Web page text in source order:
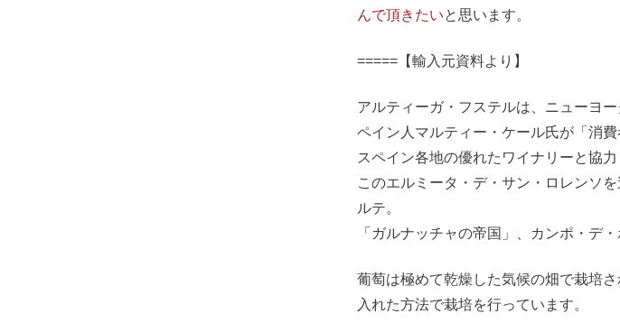
んで頂きたいと思います。
=====【輸入元資料より】
アルティーガ・フステルは、ニューヨ
ペイン人マルティー・ケール氏が「消
スペイン各地の優れたワイナリーと協
このエルミータ・デ・サン・ロレンソ
ルテ。
「ガルナッチャの帝国」、カンポ・デ
葡萄は極めて乾燥した気候の畑で栽培
入れた方法で栽培を行っています。